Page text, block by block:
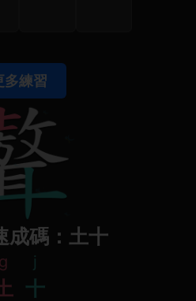
多練習
成碼：土十
g j
十